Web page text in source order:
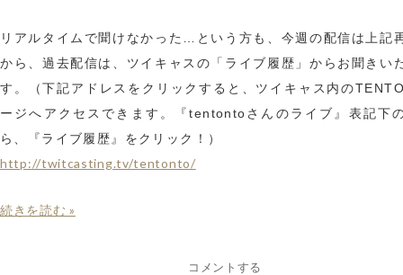
リアルタイムで聞けなかった…という方も、今週の配信は上記
から、過去配信は、ツイキャスの「ライブ履歴」からお聞きい
す。（下記アドレスをクリックすると、ツイキャス内の
ージへアクセスできます。『tentontoさんのライブ』表記下
ら、『ライブ履歴』をクリック！）
http://twitcasting.tv/tentonto/
続きを読む »
コメントする